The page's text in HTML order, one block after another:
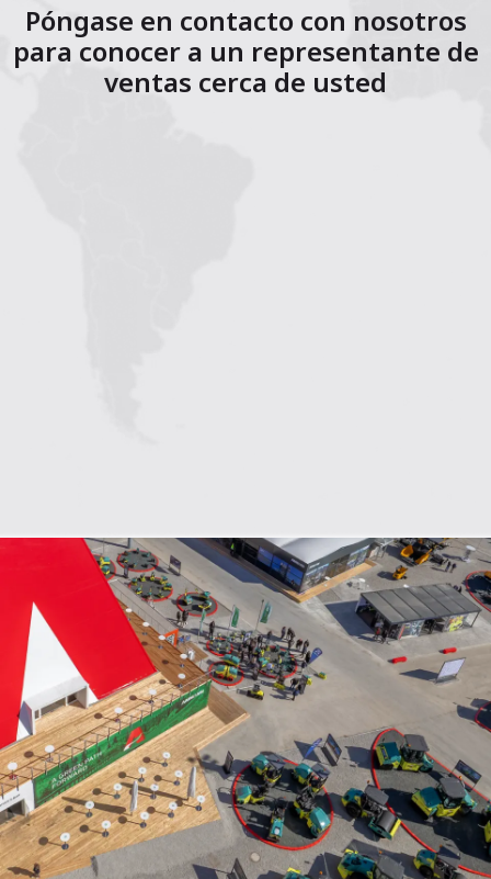
Póngase en contacto con nosotros
para conocer a un representante de
ventas cerca de usted